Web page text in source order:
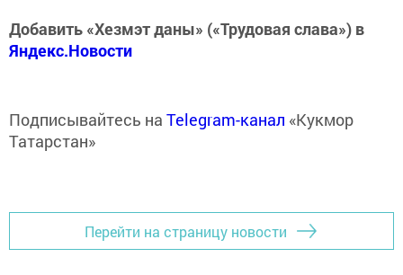
Добавить «Хезмэт даны» («Трудовая слава») в
Яндекс.Новости
Подписывайтесь на Telegram-канал «Кукмор
Татарстан»
Перейти на страницу новости